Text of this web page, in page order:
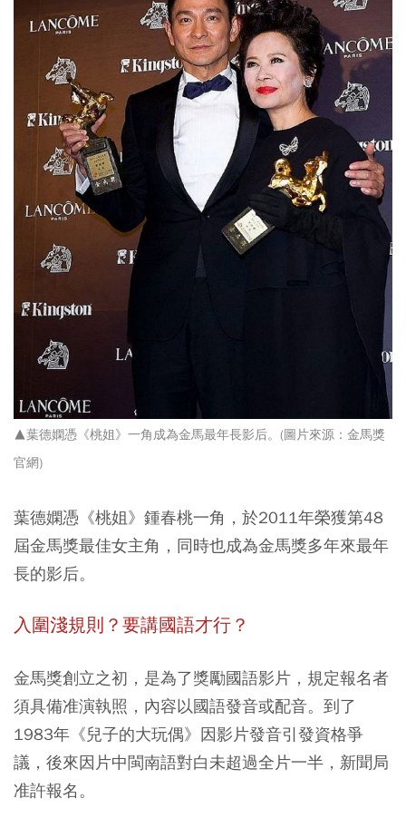
▲葉德嫻憑《桃姐》一角成為金馬最年長影后。(圖片來源：金馬獎
官網)
葉德嫻憑《桃姐》鍾春桃一角，於2011年榮獲第48
屆金馬獎最佳女主角，同時也成為金馬獎多年來最年
長的影后。
入圍淺規則？要講國語才行？
金馬獎創立之初，是為了獎勵國語影片，規定報名者
須具備准演執照，內容以國語發音或配音。到了
1983年《兒子的大玩偶》因影片發音引發資格爭
議，後來因片中閩南語對白未超過全片一半，新聞局
准許報名。